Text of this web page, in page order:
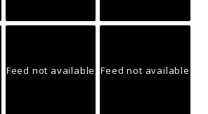
Feed not available Feed not available